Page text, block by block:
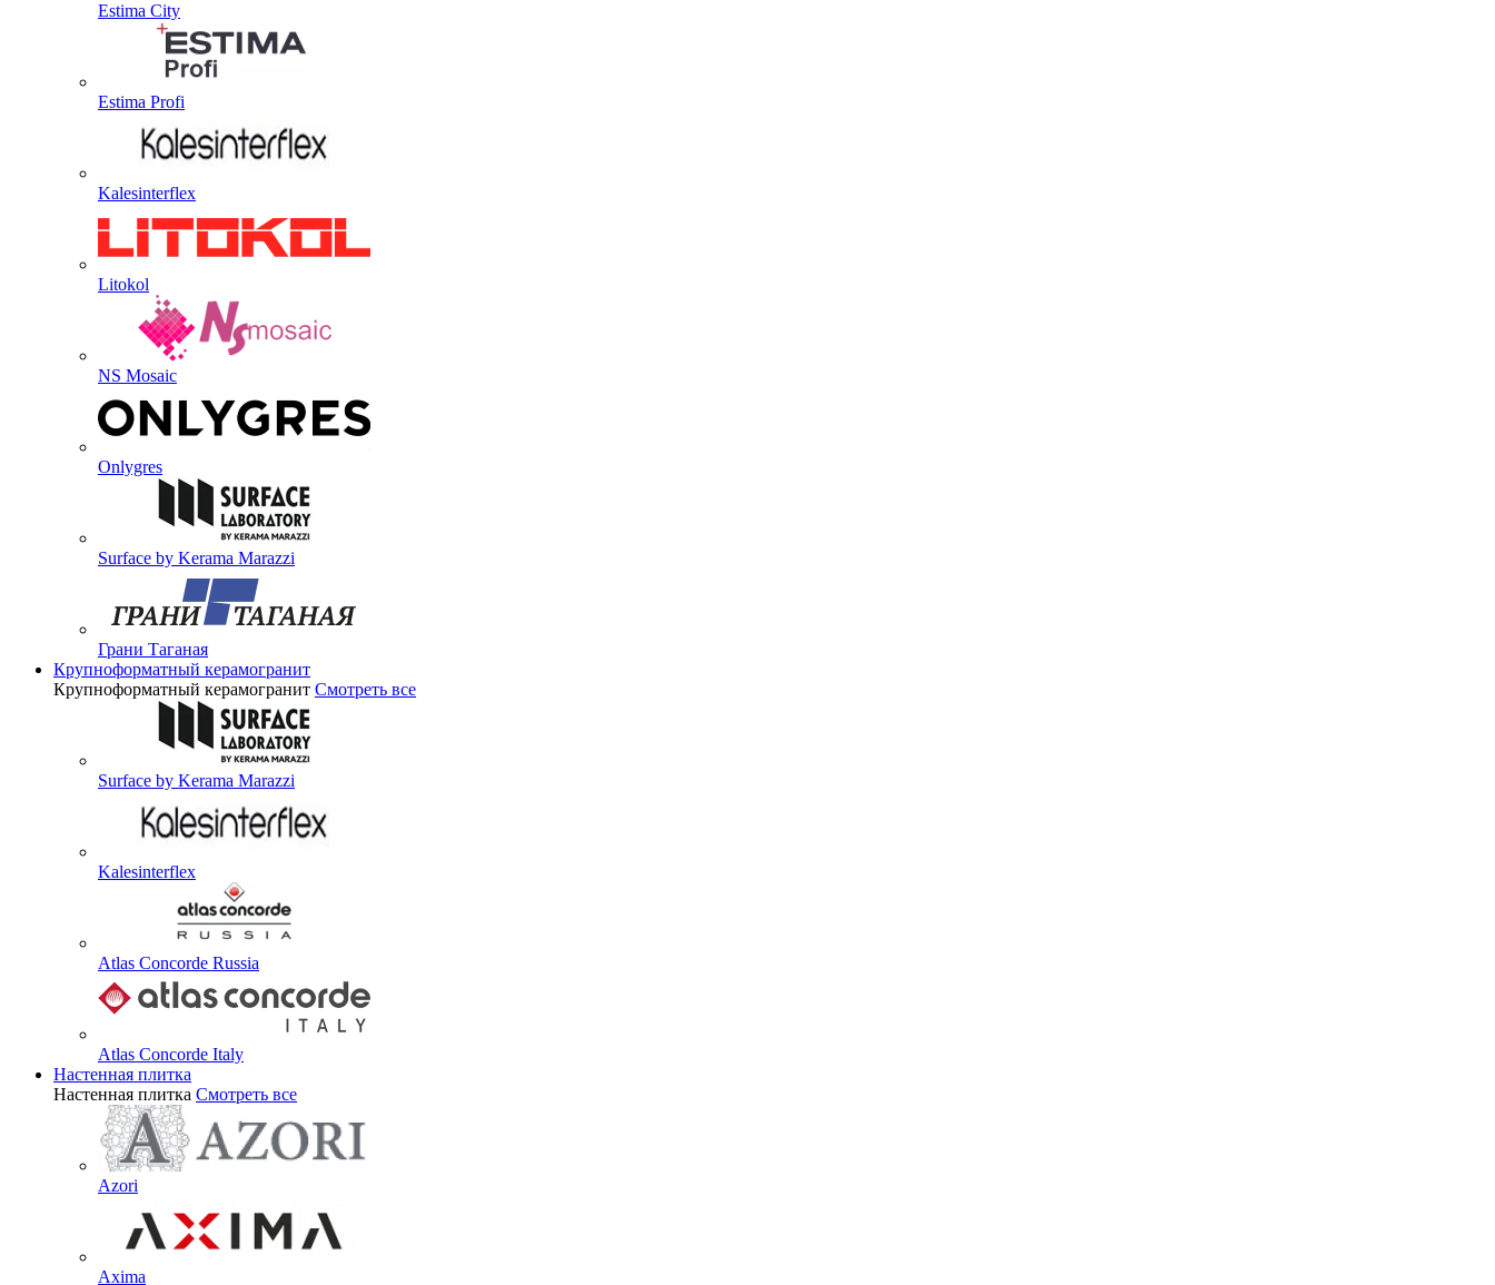
Estima City
Estima Profi
Kalesinterflex
Litokol
NS Mosaic
Onlygres
Surface by Kerama Marazzi
Грани Таганая
Крупноформатный керамогранит
Крупноформатный керамогранит Смотреть все
Surface by Kerama Marazzi
Kalesinterflex
Atlas Concorde Russia
Atlas Concorde Italy
Настенная плитка
Настенная плитка Смотреть все
Azori
Axima